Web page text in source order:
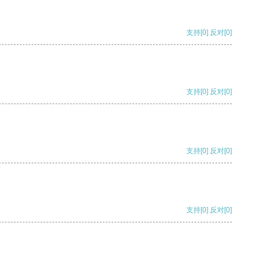
支持[0] 反对[0]
支持[0] 反对[0]
支持[0] 反对[0]
支持[0] 反对[0]